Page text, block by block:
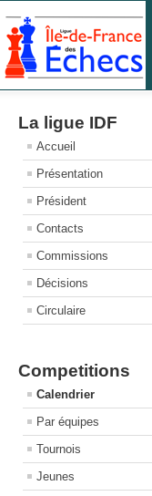
La ligue IDF
Accueil
Présentation
Président
Contacts
Commissions
Décisions
Circulaire
Competitions
Calendrier
Par équipes
Tournois
Jeunes